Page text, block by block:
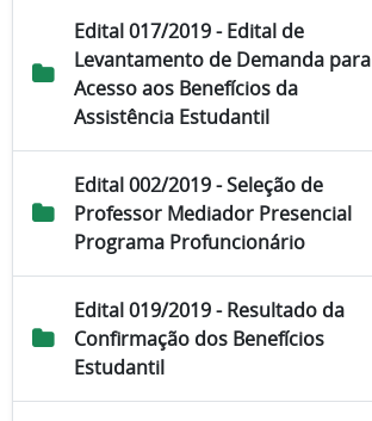
Edital 017/2019 - Edital de
Levantamento de Demanda para
Acesso aos Benefícios da
Assistência Estudantil
Edital 002/2019 - Seleção de
Professor Mediador Presencial
Programa Profuncionário
Edital 019/2019 - Resultado da
Confirmação dos Benefícios
Estudantil